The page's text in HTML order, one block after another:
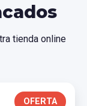
tienda online
OFERTA